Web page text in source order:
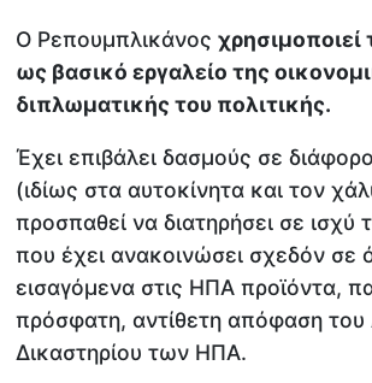
Ο Ρεπουμπλικάνος
ως βασικό εργαλείο της
διπλωματικής του πολιτικής.
Έχει επιβάλει δασμούς σε
(ιδίως στα αυτοκίνητα και τον
προσπαθεί να διατηρήσει σε ισχύ
που έχει ανακοινώσει σχεδόν σε
εισαγόμενα στις ΗΠΑ προϊόντα,
πρόσφατη, αντίθετη απόφαση
Δικαστηρίου των ΗΠΑ.